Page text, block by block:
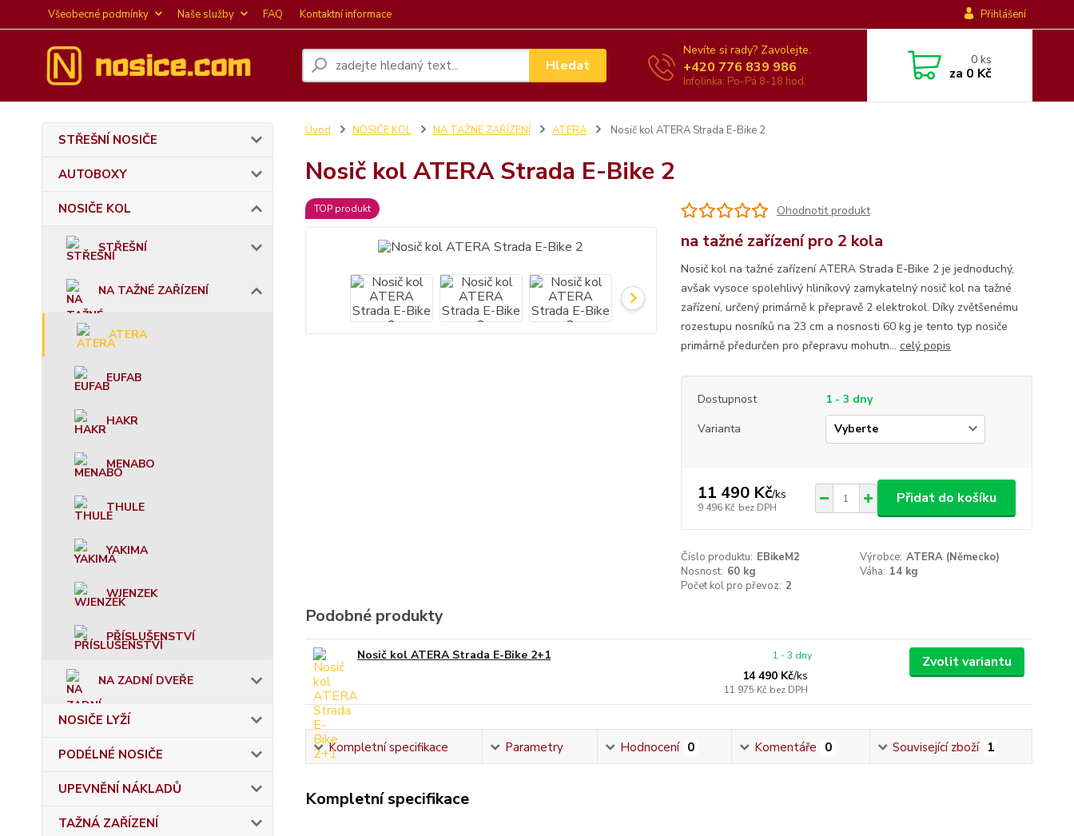
Všeobecné podmínky Naše služby FAQ Kontaktní informace Přihlášení
Hledat
Nevíte si rady? Zavolejte.
+420 776 839 986
Infolinka: Po-Pá 8-18 hod.
0ks
za 0 Kč
STŘEŠNÍ NOSIČE
AUTOBOXY
NOSIČE KOL
STŘEŠNÍ
NA TAŽNÉ ZAŘÍZENÍ
ATERA
EUFAB
HAKR
MENABO
THULE
YAKIMA
WJENZEK
PŘÍSLUŠENSTVÍ
NA ZADNÍ DVEŘE
NOSIČE LYŽÍ
PODÉLNÉ NOSIČE
UPEVNĚNÍ NÁKLADŮ
TAŽNÁ ZAŘÍZENÍ
Úvod NOSIČE KOL NA TAŽNÉ ZAŘÍZENÍ ATERA Nosič kol ATERA Strada E-Bike 2
Nosič kol ATERA Strada E-Bike 2
TOP produkt Ohodnotit produkt
na tažné zařízení pro 2 kola
Nosič kol na tažné zařízení ATERA Strada E-Bike 2 je jednoduchý,
avšak vysoce spolehlivý hliníkový zamykatelný nosič kol na tažné
zařízení, určený primárně k přepravě 2 elektrokol. Díky zvětšenému
rozestupu nosníků na 23 cm a nosnosti 60 kg je tento typ nosiče
primárně předurčen pro přepravu mohutn... celý popis
Dostupnost
1 - 3 dny
Varianta
11 490 Kč/ks
9 496 Kč bez DPH
Přidat do košíku
Číslo produktu: EBikeM2 Výrobce: ATERA (Německo)
Nosnost: 60 kg Váha: 14 kg
Počet kol pro převoz: 2
Podobné produkty
Nosič kol ATERA Strada E-Bike 2+1
14 490 Kč/ks
11 975 Kč bez DPH
1 - 3 dny Zvolit variantu
Kompletní specifikace Parametry Hodnocení 0 Komentáře 0 Související zboží 1
Kompletní specifikace